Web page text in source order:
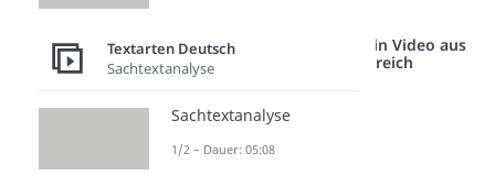
Studyflix vernetzt: Hier ein Video aus
einem anderen Bereich
Textarten Deutsch
Sachtextanalyse
Sachtextanalyse
1/2 – Dauer: 05:08